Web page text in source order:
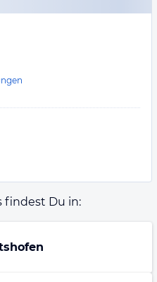
findest Du in: